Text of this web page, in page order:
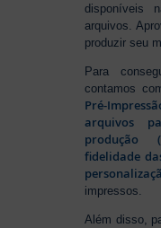
disponíveis
arquivos.
produzir seu
Para
contamos
Pré-
arquivos
produção
fidelidade
impressos.
Além disso,